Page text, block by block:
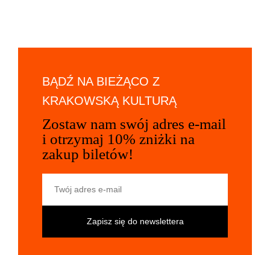
BĄDŹ NA BIEŻĄCO Z
KRAKOWSKĄ KULTURĄ
Zostaw nam swój adres e-mail
i otrzymaj 10% zniżki na
zakup biletów!